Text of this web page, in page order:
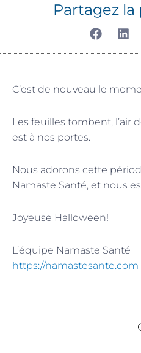
Partagez
C’est de nouveau le
Les feuilles tombent, l’air
est à nos portes.
Nous adorons cette
Namaste Santé, et nous
Joyeuse Halloween!
L’équipe Namaste Santé
https://namastesante.com